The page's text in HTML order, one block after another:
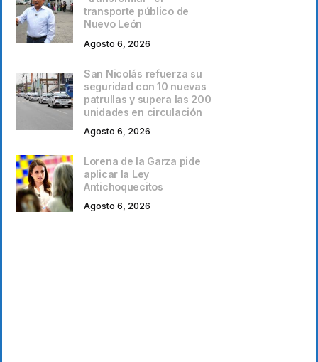
transporte público de
Nuevo León
Agosto 6, 2026
San Nicolás refuerza su
seguridad con 10 nuevas
patrullas y supera las 200
unidades en circulación
Agosto 6, 2026
Lorena de la Garza pide
aplicar la Ley
Antichoquecitos
Agosto 6, 2026